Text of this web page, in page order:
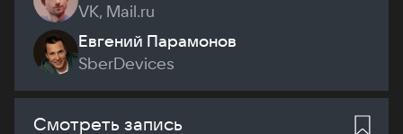
VK, Mail.ru
Евгений Парамонов
SberDevices
Смотреть запись